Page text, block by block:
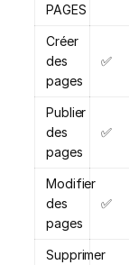
PAGES
Créer
des
pages
✅
Publier
des
pages
✅
Modifier
des
pages
✅
Supprimer